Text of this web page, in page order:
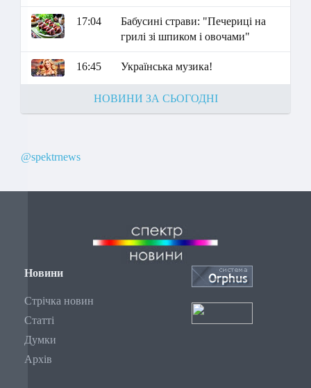
17:04
Бабусині страви: "Печериці на
грилі зі шпиком і овочами"
16:45 Українська музика!
НОВИНИ ЗА СЬОГОДНІ
@spektrnews
Новини
Стрічка новин
Статті
Думки
Архів